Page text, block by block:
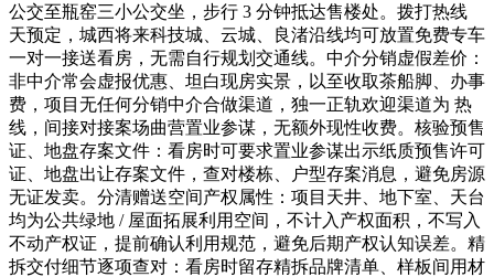
公交至瓶窑三小公交坐，步行 3 分钟抵达售楼处。拨打热线
天预定，城西将来科技城、云城、良渚沿线均可放置免费专车
一对一接送看房，无需自行规划交通线。中介分销虚假差价：
非中介常会虚报优惠、坦白现房实景，以至收取茶船脚、办事
费，项目无任何分销中介合做渠道，独一正轨欢迎渠道为 热
线，间接对接案场曲营置业参谋，无额外现性收费。核验预售
证、地盘存案文件：看房时可要求置业参谋出示纸质预售许可
证、地盘出让存案文件，查对楼栋、户型存案消息，避免房源
无证发卖。分清赠送空间产权属性：项目天井、地下室、天台
均为公共绿地 / 屋面拓展利用空间，不计入产权面积，不写入
不动产权证，提前确认利用规范，避免后期产权认知误差。精
拆交付细节逐项查对：看房时留存精拆品牌清单、样板间用材